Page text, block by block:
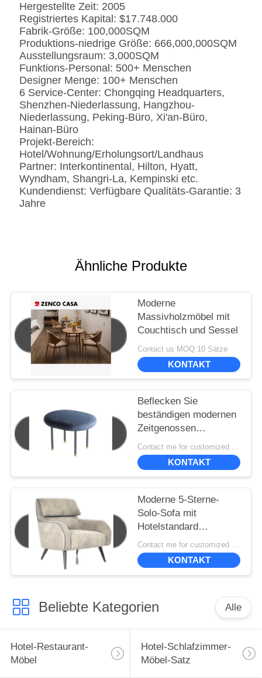
Hergestellte Zeit: 2005
Registriertes Kapital: $17.748.000
Fabrik-Größe: 100,000SQM
Produktions-niedrige Größe: 666,000,000SQM
Ausstellungsraum: 3,000SQM
Funktions-Personal: 500+ Menschen
Designer Menge: 100+ Menschen
6 Service-Center: Chongqing Headquarters,
Shenzhen-Niederlassung, Hangzhou-
Niederlassung, Peking-Büro, Xi'an-Büro,
Hainan-Büro
Projekt-Bereich:
Hotel/Wohnung/Erholungsort/Landhaus
Partner: Interkontinental, Hilton, Hyatt,
Wyndham, Shangri-La, Kempinski etc.
Kundendienst: Verfügbare Qualitäts-Garantie: 3
Jahre
Ähnliche Produkte
Moderne
Massivholzmöbel mit
Couchtisch und Sessel
Contact us MOQ:10 Sätze
KONTAKT
Beflecken Sie
beständigen modernen
Zeitgenossen
gepolstert, Stühle
speisend 50*40*45cm
Contact me for customized MOQ:10
KONTAKT
Moderne 5-Sterne-
Solo-Sofa mit
Hotelstandard
830*870*980
Contact me for customized MOQ:10
KONTAKT
Beliebte Kategorien Alle
Hotel-Restaurant-
Möbel
Hotel-Schlafzimmer-
Möbel-Satz